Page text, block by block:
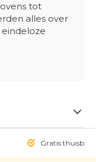
tot
alles over
Gratis